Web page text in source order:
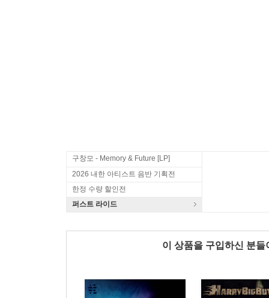
구창모 - Memory & Future [LP]
2026 내한 아티스트 음반 기획전
한정 수량 할인전
퍼스트 라이드
이 상품을 구입하신 분